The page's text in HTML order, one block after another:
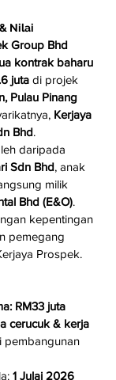
Nilai
Group Bhd
kontrak baharu
juta di projek
Pulau Pinang
Kerjaya
Bhd.
daripada
Sdn Bhd, anak
milik
Bhd (E&O).
kepentingan
pemegang
Prospek.
RM33 juta
cerucuk & kerja
pembangunan
1 Julai 2026